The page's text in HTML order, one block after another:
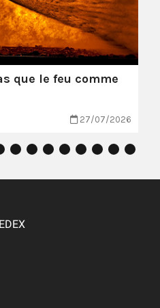
que le feu comme
27/07/2026